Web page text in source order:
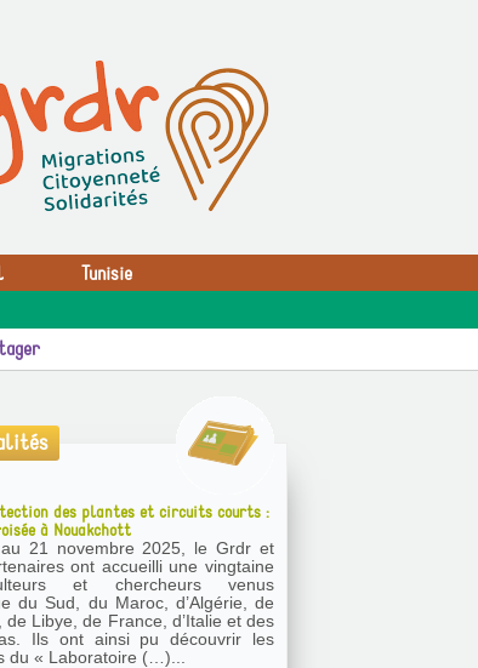
Tunisie
des plantes et circuits courts :
à Nouakchott
21 novembre 2025, le Grdr et
ont accueilli une vingtaine
et chercheurs venus
du Sud, du Maroc, d’Algérie, de
de Libye, de France, d’Italie et des
Ils ont ainsi pu découvrir les
du « Laboratoire (…)...